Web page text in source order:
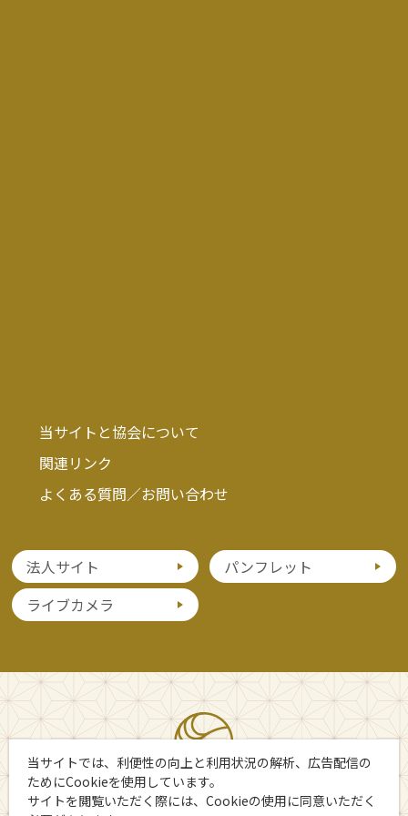
当サイトと協会について
関連リンク
よくある質問／お問い合わせ
法人サイト
パンフレット
ライブカメラ
当サイトでは、利便性の向上と利用状況の解析、広告配信の
ためにCookieを使用しています。
サイトを閲覧いただく際には、Cookieの使用に同意いただく